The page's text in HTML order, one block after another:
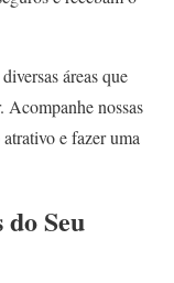
áreas que
Acompanhe nossas
e fazer uma
Seu